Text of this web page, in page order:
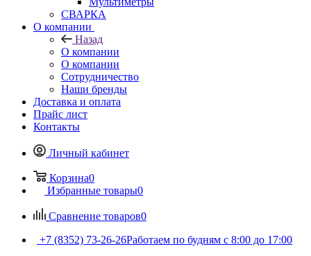
СВАРКА
О компании
Назад
О компании
О компании
Сотрудничество
Наши бренды
Доставка и оплата
Прайс лист
Контакты
Личный кабинет
Корзина0
Избранные товары0
Сравнение товаров0
+7 (8352) 73-26-26Работаем по будням с 8:00 до 17:00